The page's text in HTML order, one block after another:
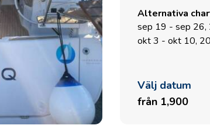
Alternativa
sep 19 - sep 26,
okt 3 - okt 10,
Välj datum
från 1,900
Destinationer